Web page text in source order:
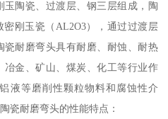
玉陶瓷、过渡层、钢三层组成，陶
刚玉瓷（AL2O3），通过过渡层
瓷耐磨弯头具有耐磨、耐蚀、耐热
金、矿山、煤炭、化工等行业作
液等磨削性颗粒物料和腐蚀性介
瓷耐磨弯头的性能特点：